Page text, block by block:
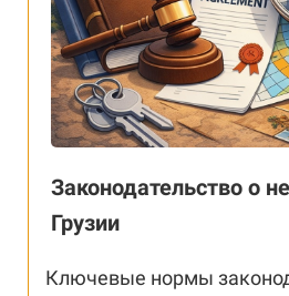
Законодательство о
Грузии
Ключевые нормы